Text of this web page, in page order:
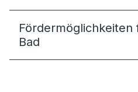
Förder­möglich­keiten
Bad